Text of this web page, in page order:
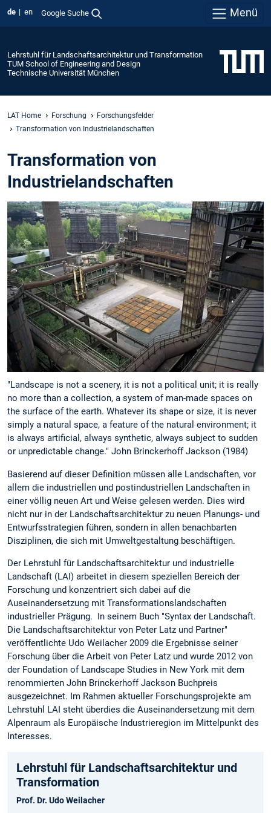
de en Google Suche Menü
Lehrstuhl für Landschaftsarchitektur und Transformation
TUM School of Engineering and Design
Technische Universität München
LAT Home Forschung
Forschungsfelder
Transformation von Industrielandschaften
Transformation von
Industrielandschaften
"Landscape is not a scenery, it is not a political unit; it is really
no more than a collection, a system of man-made spaces on
the surface of the earth. Whatever its shape or size, it is never
simply a natural space, a feature of the natural environment; it
is always artificial, always synthetic, always subject to sudden
or unpredictable change." John Brinckerhoff Jackson (1984)
Basierend auf dieser Definition müssen alle Landschaften, vor
allem die industriellen und postindustriellen Landschaften in
einer völlig neuen Art und Weise gelesen werden. Dies wird
nicht nur in der Landschaftsarchitektur zu neuen Planungs- und
Entwurfsstrategien führen, sondern in allen benachbarten
Disziplinen, die sich mit Umweltgestaltung beschäftigen.
Der Lehrstuhl für Landschaftsarchitektur und industrielle
Landschaft (LAI) arbeitet in diesem speziellen Bereich der
Forschung und konzentriert sich dabei auf die
Auseinandersetzung mit Transformationslandschaften
industrieller Prägung. In seinem Buch "Syntax der Landschaft.
Die Landschaftsarchitektur von Peter Latz und Partner"
veröffentlichte Udo Weilacher 2009 die Ergebnisse seiner
Forschung über die Arbeit von Peter Latz und wurde 2012 von
der Foundation of Landscape Studies in New York mit dem
renommierten John Brinckerhoff Jackson Buchpreis
ausgezeichnet. Im Rahmen aktueller Forschungsprojekte am
Lehrstuhl LAI steht überdies die Auseinandersetzung mit dem
Alpenraum als Europäische Industrieregion im Mittelpunkt des
Interesses.
Lehrstuhl für Landschaftsarchitektur und
Transformation
Prof. Dr. Udo Weilacher